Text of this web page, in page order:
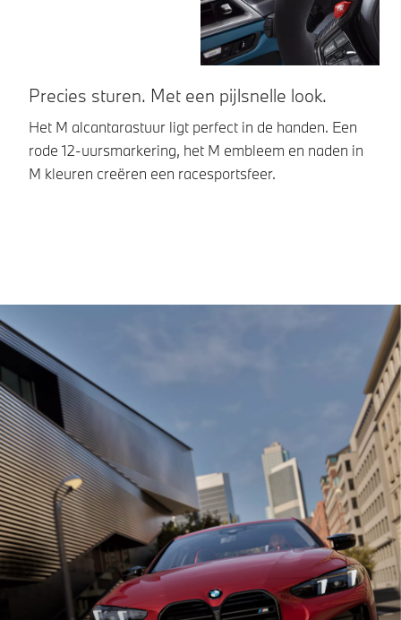
Precies sturen. Met een pijlsnelle look.
Het M alcantarastuur ligt perfect in de handen. Een
rode 12-uursmarkering, het M embleem en naden in
M kleuren creëren een racesportsfeer.